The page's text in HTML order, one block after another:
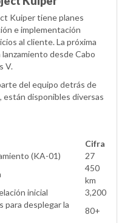
Kuiper tiene planes
e implementación
al cliente. La próxima
desde Cabo
V.
del equipo detrás de
disponibles diversas
Cifra
(KA-01)
27
450
km
inicial
3,200
para desplegar la
80+